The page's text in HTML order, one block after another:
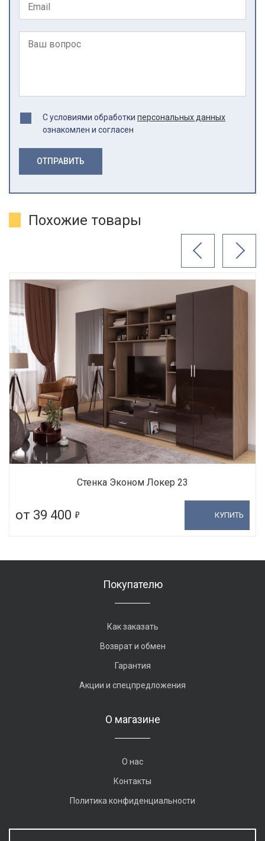
С условиями обработки персональных данных
ознакомлен и согласен
ОТПРАВИТЬ
Похожие товары
Стенка Эконом Локер 23
от 39 400 5 КУПИТЬ
Покупателю
Как заказать
Возврат и обмен
Гарантия
Акции и спецпредложения
О магазине
О нас
Контакты
Политика конфиденциальности